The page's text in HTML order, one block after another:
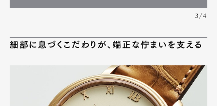
3/4
細部に息づくこだわりが、端正な佇まいを支える